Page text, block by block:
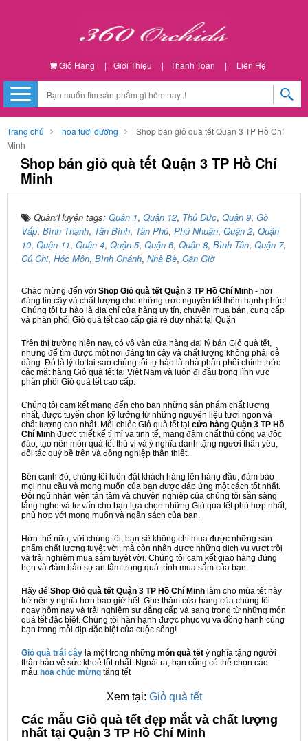
Giỏ Hàng | Giới Thiệu | Thanh Toán | Liên Hệ
Trang chủ hoa tươi đường
Shop bán giỏ quà tết Quận 3 TP Hồ Chí
Minh
Shop bán giỏ quà tết Quận 3 TP Hồ Chí
Minh
Quận/Huyện tags: Quận 1, Quận 12, Thủ Đức, Quận 9, Gò
Vấp, Bình Thạnh, Tân Bình, Tân Phú, Phú Nhuận, Quận 2, Quận
10, Quận 11, Quận 4, Quận 5, Quận 6, Quận 8, Bình Tân, Quận 7,
Củ Chi, Hóc Môn, Bình Chánh, Nhà Bè, Cần Giờ
Chào mừng đến với Shop Giỏ quà tết Quận 3 TP Hồ Chí Minh - nơi
đáng tin cậy và chất lượng cho những ước nguyện tết thêm hạnh phúc!
Chúng tôi tự hào là địa chỉ cửa hàng uy tín, chuyên mua bán, cung cấp
và phân phối Giỏ quà tết cao cấp giá rẻ duy nhất tại Quận
Trên thị trường hiện nay, có vô vàn cửa hàng đại lý bán Giỏ quà tết,
nhưng để tìm được một nơi đáng tin cậy và chất lượng không phải dễ
dàng. Đó là lý do tại sao chúng tôi tự hào là nhà phân phối chính thức
các mặt hàng Giỏ quà tết tại Việt Nam và luôn đi đầu trong lĩnh vực
phân phối Giỏ quà tết cao cấp.
Chúng tôi cam kết mang đến cho bạn những sản phẩm chất lượng
nhất, được tuyển chọn kỹ lưỡng từ những nguyên liệu tươi ngon và
chất lượng cao nhất. Mỗi chiếc Giỏ quà tết tại cửa hàng Quận 3 TP Hồ
Chí Minh được thiết kế tỉ mỉ và tinh tế, mang đậm chất thủ công và độc
đáo, tạo nên món quà tết thú vị và ý nghĩa dành tặng người thân yêu,
đối tác quý bề trên và đồng nghiệp thân thiết.
Bên cạnh đó, chúng tôi luôn đặt khách hàng lên hàng đầu, đảm bảo
mọi nhu cầu và mong muốn của bạn được đáp ứng một cách tốt nhất.
Đội ngũ nhân viên tận tâm và chuyên nghiệp của chúng tôi sẵn sàng
lắng nghe và tư vấn cho bạn lựa chọn những Giỏ quà tết phù hợp nhất,
phù hợp với mong muốn và ngân sách của bạn.
Hơn thế nữa, với chúng tôi, bạn sẽ không chỉ mua được những sản
phẩm chất lượng tuyệt vời, mà còn nhận được những dịch vụ vượt trội
và trải nghiệm mua sắm tuyệt vời. Chúng tôi cam kết giao hàng đúng
hẹn và đảm bảo sự an tâm trong quá trình mua sắm của bạn.
Hãy để Shop Giỏ quà tết Quận 3 TP Hồ Chí Minh làm cho mùa tết này
trở nên ý nghĩa hơn bao giờ hết. Ghé thăm cửa hàng của chúng tôi
ngay hôm nay và trải nghiệm sự đẳng cấp và sang trọng từ những món
quà tết đặc biệt. Chúng tôi hân hạnh được phục vụ và đồng hành cùng
bạn trong mỗi dịp đặc biệt của cuộc sống!
Giỏ quà trái cây là một trong những món quà tết ý nghĩa tặng người
thân bảo vệ sức khoẻ tốt nhất. Ngoài ra, bạn cũng có thể chọn các
mẫu hoa chúc mừng tặng tết
Xem tại: Giỏ quà tết
Các mẫu Giỏ quà tết đẹp mắt và chất lượng
nhất tại Quận 3 TP Hồ Chí Minh